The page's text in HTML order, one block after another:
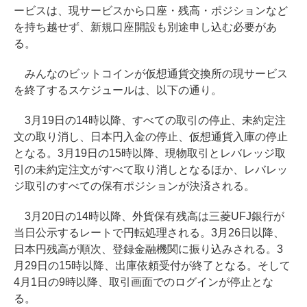
ービスは、現サービスから口座・残高・ポジションなど
を持ち越せず、新規口座開設も別途申し込む必要があ
る。
みんなのビットコインが仮想通貨交換所の現サービス
を終了するスケジュールは、以下の通り。
3月19日の14時以降、すべての取引の停止、未約定注
文の取り消し、日本円入金の停止、仮想通貨入庫の停止
となる。3月19日の15時以降、現物取引とレバレッジ取
引の未約定注文がすべて取り消しとなるほか、レバレッ
ジ取引のすべての保有ポジションが決済される。
3月20日の14時以降、外貨保有残高は三菱UFJ銀行が
当日公示するレートで円転処理される。3月26日以降、
日本円残高が順次、登録金融機関に振り込みされる。3
月29日の15時以降、出庫依頼受付が終了となる。そして
4月1日の9時以降、取引画面でのログインが停止とな
る。